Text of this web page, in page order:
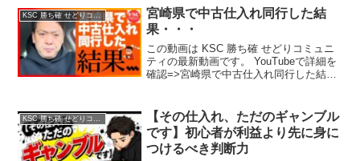
KSC 勝ち確 せどりコミュニティ
宮崎県で中古仕入れ同行した結
果・・・
この動画は KSC 勝ち確 せどりコミュニ
ティの最新動画です。 YouTubeで詳細を
確認=>宮崎県で中古仕入れ同行した結
KSC 勝ち確 せどりコミュニティ
【その仕入れ、ただのギャンブル
です】初心者が利益より先に身に
つけるべき判断力